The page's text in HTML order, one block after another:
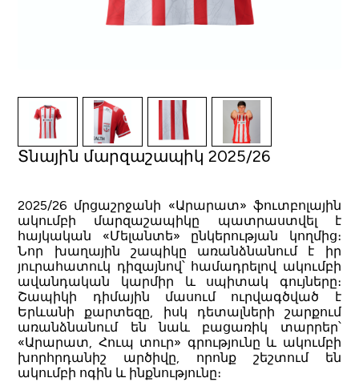
Տնային մարզաշապիկ 2025/26
2025/26 մրցաշրջանի «Արարատ» ֆուտբոլային
ակումբի մարզաշապիկը պատրաստվել է
հայկական «Մելանտե» ընկերության կողմից։
Նոր խաղային շապիկը առանձնանում է իր
յուրահատուկ դիզայնով՝ համադրելով ակումբի
ավանդական կարմիր և սպիտակ գույները։
Շապիկի դիմային մասում ուրվագծված է
Երևանի քարտեզը, իսկ դետալների շարքում
առանձնանում են նաև բացառիկ տարրեր՝
«Արարատ, Հուպ տուր» գրությունը և ակումբի
խորհրդանիշ արծիվը, որոնք շեշտում են
ակումբի ոգին և ինքնությունը։